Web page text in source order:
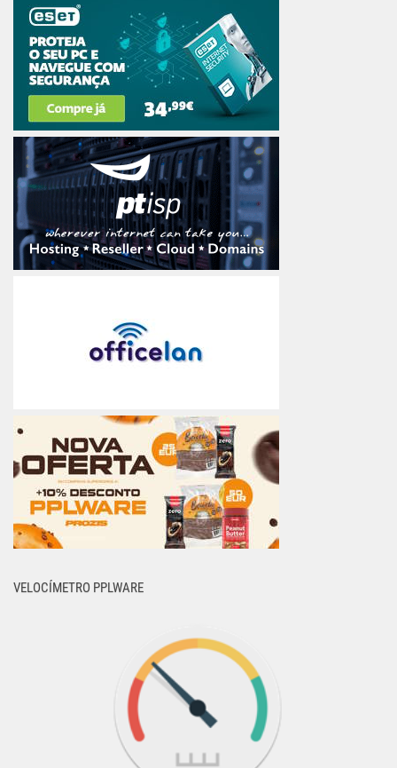
VELOCÍMETRO PPLWARE